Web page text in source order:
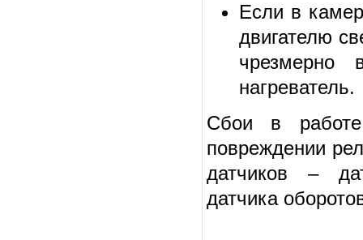
Если в
двигателю
чрезмерно
нагреватель.
Сбои в работе
повреждении
датчиков –
датчика